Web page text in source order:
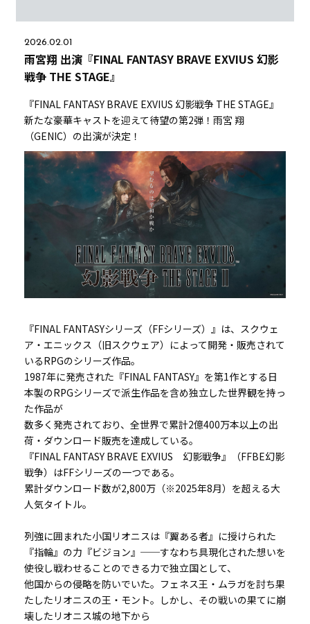
2026.02.01
雨宮翔 出演『FINAL FANTASY BRAVE EXVIUS 幻影
戦争 THE STAGE』
『FINAL FANTASY BRAVE EXVIUS 幻影戦争 THE STAGE』
新たな豪華キャストを迎えて待望の第2弾！雨宮 翔
（GENIC）の出演が決定！
『FINAL FANTASYシリーズ（FFシリーズ）』は、スクウェ
ア・エニックス（旧スクウェア）によって開発・販売されて
いるRPGのシリーズ作品。
1987年に発売された『FINAL FANTASY』を第1作とする日
本製のRPGシリーズで派生作品を含め独立した世界観を持っ
た作品が
数多く発売されており、全世界で累計2億400万本以上の出
荷・ダウンロード販売を達成している。
『FINAL FANTASY BRAVE EXVIUS 幻影戦争』（FFBE幻影
戦争）はFFシリーズの一つである。
累計ダウンロード数が2,800万（※2025年8月）を超える大
人気タイトル。
列強に囲まれた小国リオニスは『翼ある者』に授けられた
『指輪』の力『ビジョン』──すなわち具現化された想いを
使役し戦わせることのできる力で独立国として、
他国からの侵略を防いでいた。フェネス王・ムラガを討ち果
たしたリオニスの王・モント。しかし、その戦いの果てに崩
壊したリオニス城の地下から